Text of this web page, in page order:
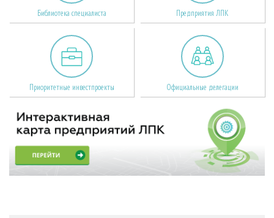
Библиотека специалиста Предприятия ЛПК
Приоритетные инвестпроекты Официальные делегации